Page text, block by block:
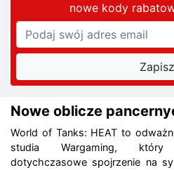
nowe kody
Nowe oblicze
World of Tanks: HEAT to
studia Wargaming, który
dotychczasowe spojrzenie na